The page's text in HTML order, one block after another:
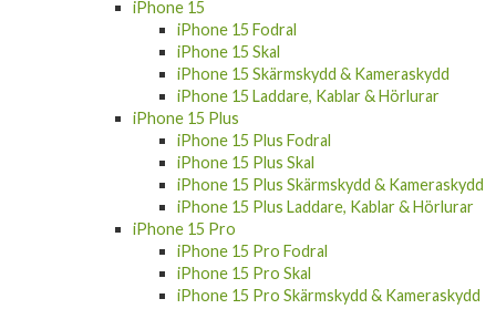
iPhone 15
iPhone 15 Fodral
iPhone 15 Skal
iPhone 15 Skärmskydd & Kameraskydd
iPhone 15 Laddare, Kablar & Hörlurar
iPhone 15 Plus
iPhone 15 Plus Fodral
iPhone 15 Plus Skal
iPhone 15 Plus Skärmskydd & Kameraskydd
iPhone 15 Plus Laddare, Kablar & Hörlurar
iPhone 15 Pro
iPhone 15 Pro Fodral
iPhone 15 Pro Skal
iPhone 15 Pro Skärmskydd & Kameraskydd